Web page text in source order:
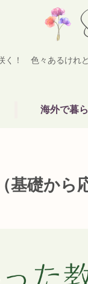
！ 色々あるけれど
海外で暮
基礎から